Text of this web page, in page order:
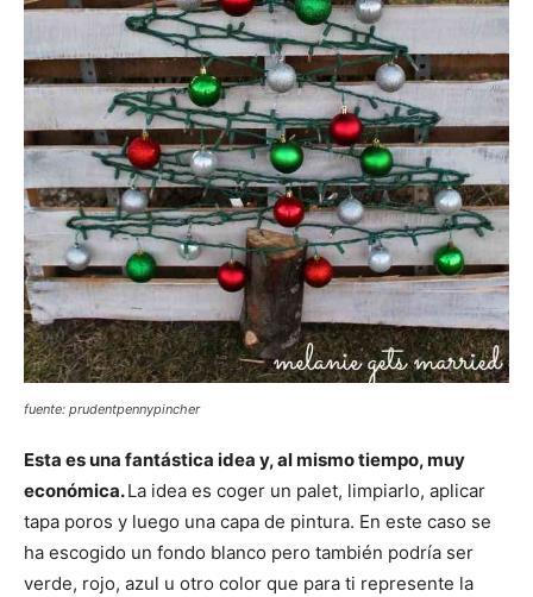
fuente: prudentpennypincher
Esta es una fantástica idea y, al mismo tiempo, muy
económica.La idea es coger un palet, limpiarlo, aplicar
tapa poros y luego una capa de pintura. En este caso se
ha escogido un fondo blanco pero también podría ser
verde, rojo, azul u otro color que para ti represente la